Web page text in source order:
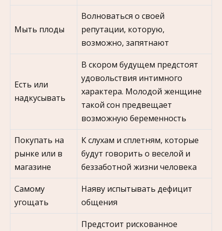
Мыть плоды
Волноваться о своей
репутации, которую,
возможно, запятнают
Есть или
надкусывать
В скором будущем предстоят
удовольствия интимного
характера. Молодой женщине
такой сон предвещает
возможную беременность
Покупать на
рынке или в
магазине
К слухам и сплетням, которые
будут говорить о веселой и
беззаботной жизни человека
Самому
угощать
Наяву испытывать дефицит
общения
Предстоит рискованное